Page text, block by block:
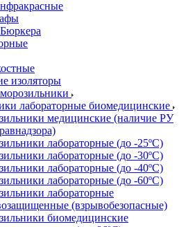
изоляторы
лабораторные биомедицинские
медицинские (наличие РУ
лабораторные (до -25ºС)
лабораторные (до -30ºС)
лабораторные (до -40ºС)
лабораторные (до -60ºС)
лабораторные
(взрывобезопасные)
биомедицинские